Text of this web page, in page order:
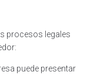
procesos legales
puede presentar